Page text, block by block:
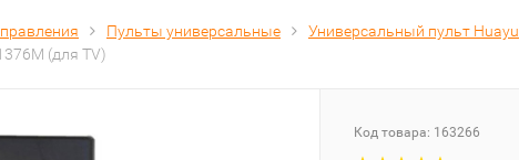
Пульты универсальные
Универсальный пульт Huayu
(для TV)
Код товара: 163266